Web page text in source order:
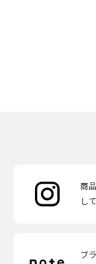
商
し
ブ